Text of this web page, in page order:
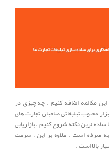
مکالمه اضافه کنیم . چه چیزی در
محبوب تبلیغاتی صاحبان تجارت های
ترین نکته شروع کنیم . بازاریابی
صرفه است . علاوه بر این ، سرعت
است .